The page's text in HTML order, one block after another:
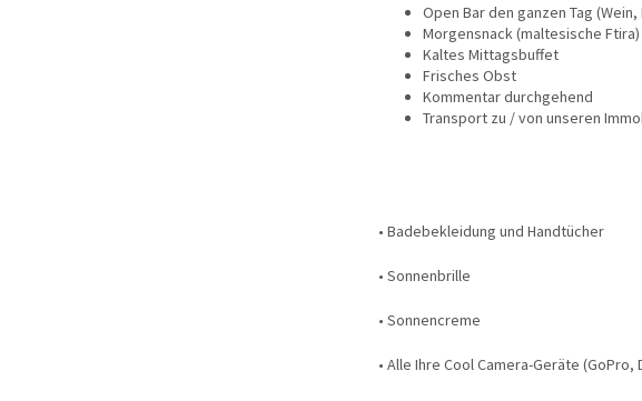
Open Bar den ganzen Tag
Morgensnack (maltesische Ftira)
Kaltes Mittagsbuffet
Frisches Obst
Kommentar durchgehend
Transport zu / von unseren
• Badebekleidung und Handtücher
• Sonnenbrille
• Sonnencreme
• Alle Ihre Cool Camera-Geräte (GoPro,